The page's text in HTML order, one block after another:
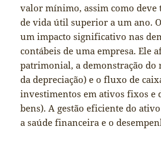
valor mínimo, assim como deve
de vida útil superior a um ano.
um impacto significativo nas
contábeis de uma empresa. Ele
patrimonial, a demonstração do
da depreciação) e o fluxo de
investimentos em ativos fixos e
bens). A gestão eficiente do
a saúde financeira e o